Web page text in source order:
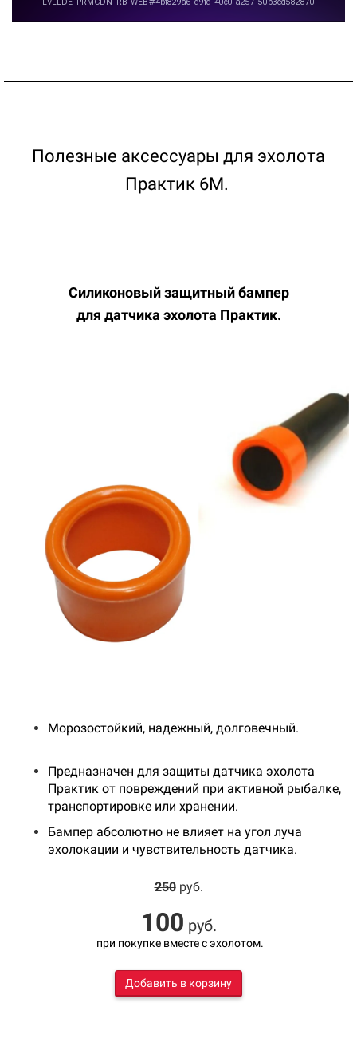
Полезные аксессуары для эхолота
Практик 6М.
Силиконовый защитный бампер
для датчика эхолота Практик.
Морозостойкий, надежный, долговечный.
Предназначен для защиты датчика эхолота
Практик от повреждений при активной рыбалке,
транспортировке или хранении.
Бампер абсолютно не влияет на угол луча
эхолокации и чувствительность датчика.
250руб.
100 руб.
при покупке вместе с эхолотом.
Добавить в корзину